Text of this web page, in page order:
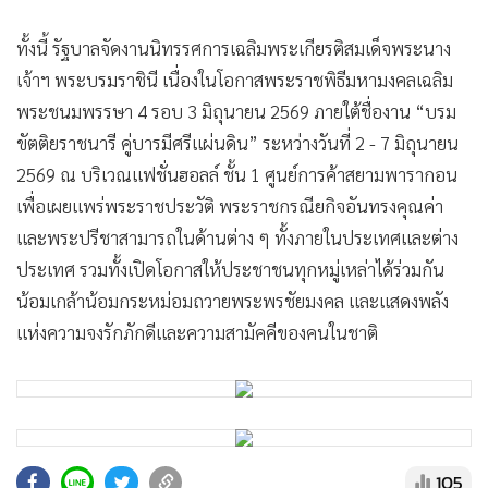
ทั้งนี้ รัฐบาลจัดงานนิทรรศการเฉลิมพระเกียรติสมเด็จพระนาง
เจ้าฯ พระบรมราชินี เนื่องในโอกาสพระราชพิธีมหามงคลเฉลิม
พระชนมพรรษา 4 รอบ 3 มิถุนายน 2569 ภายใต้ชื่องาน “บรม
ขัตติยราชนารี คู่บารมีศรีแผ่นดิน” ระหว่างวันที่ 2 - 7 มิถุนายน
2569 ณ บริเวณแฟชั่นฮอลล์ ชั้น 1 ศูนย์การค้าสยามพารากอน
เพื่อเผยแพร่พระราชประวัติ พระราชกรณียกิจอันทรงคุณค่า
และพระปรีชาสามารถในด้านต่าง ๆ ทั้งภายในประเทศและต่าง
ประเทศ รวมทั้งเปิดโอกาสให้ประชาชนทุกหมู่เหล่าได้ร่วมกัน
น้อมเกล้าน้อมกระหม่อมถวายพระพรชัยมงคล และแสดงพลัง
แห่งความจงรักภักดีและความสามัคคีของคนในชาติ
105